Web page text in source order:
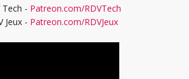
Tech - Patreon.com/RDVTech
Jeux - Patreon.com/RDVJeux